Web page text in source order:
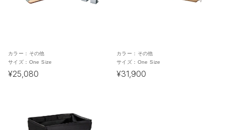
カラー： その他
サイズ： One Size
¥25,080
カラー： その他
サイズ： One Size
¥31,900